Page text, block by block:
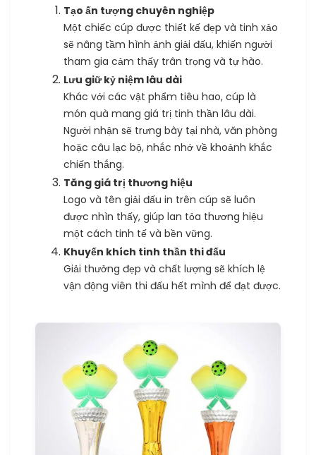
Tạo ấn tượng chuyên nghiệp
Một chiếc cúp được thiết kế đẹp và tinh xảo
sẽ nâng tầm hình ảnh giải đấu, khiến người
tham gia cảm thấy trân trọng và tự hào.
Lưu giữ kỷ niệm lâu dài
Khác với các vật phẩm tiêu hao, cúp là
món quà mang giá trị tinh thần lâu dài.
Người nhận sẽ trưng bày tại nhà, văn phòng
hoặc câu lạc bộ, nhắc nhớ về khoảnh khắc
chiến thắng.
Tăng giá trị thương hiệu
Logo và tên giải đấu in trên cúp sẽ luôn
được nhìn thấy, giúp lan tỏa thương hiệu
một cách tinh tế và bền vững.
Khuyến khích tinh thần thi đấu
Giải thưởng đẹp và chất lượng sẽ khích lệ
vận động viên thi đấu hết mình để đạt được.